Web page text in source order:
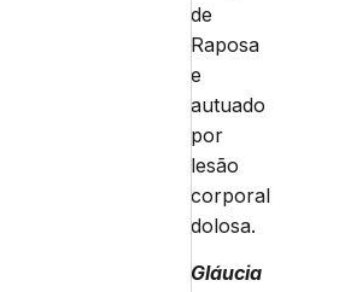
de
Raposa
e
autuado
por
lesão
corporal
dolosa.
Gláucia